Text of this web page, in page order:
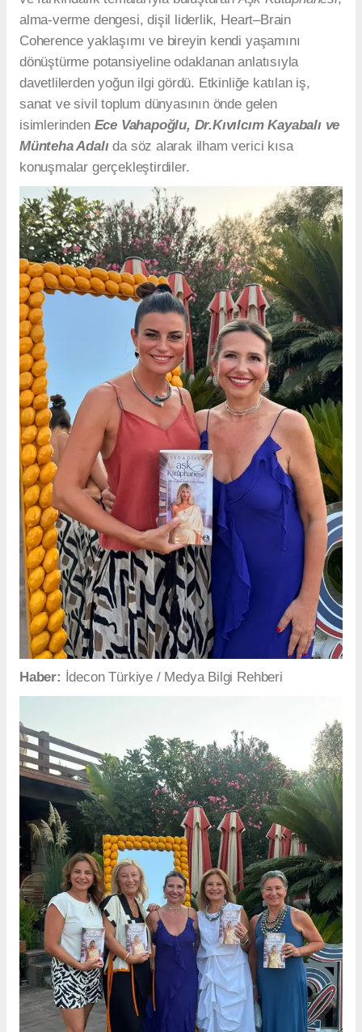
alma-verme dengesi, dişil liderlik, Heart–Brain
Coherence yaklaşımı ve bireyin kendi yaşamını
dönüştürme potansiyeline odaklanan anlatısıyla
davetlilerden yoğun ilgi gördü. Etkinliğe katılan iş,
sanat ve sivil toplum dünyasının önde gelen
isimlerinden Ece Vahapoğlu, Dr.Kıvılcım Kayabalı ve
Münteha Adalıda söz alarak ilham verici kısa
konuşmalar gerçekleştirdiler.
Haber: İdecon Türkiye / Medya Bilgi Rehberi